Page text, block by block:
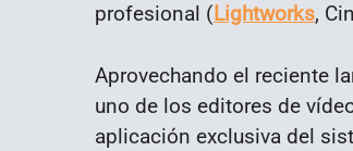
profesional (Lightworks,
Aprovechando el reciente
uno de los editores de
aplicación exclusiva del